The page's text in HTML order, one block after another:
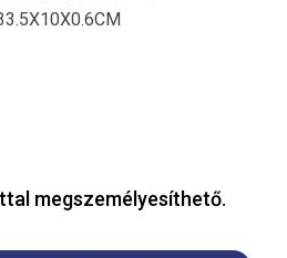
megszemélyesíthető.